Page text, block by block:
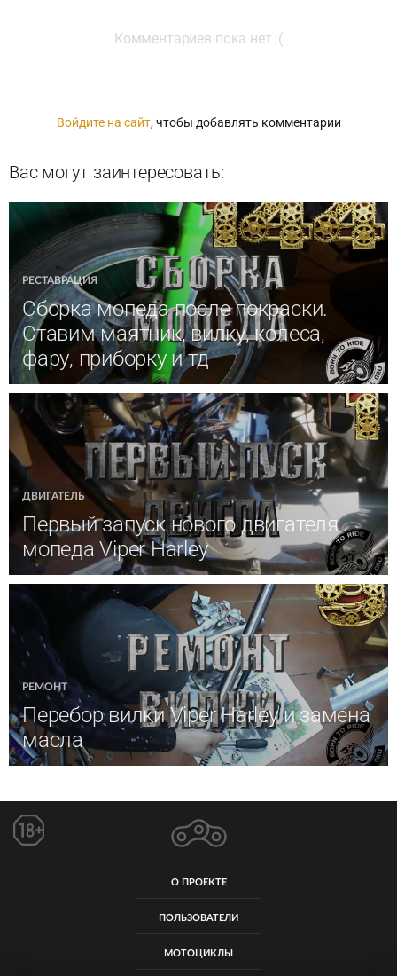
Комментариев пока нет :(
Войдите на сайт, чтобы добавлять комментарии
Вас могут заинтересовать:
РЕСТАВРАЦИЯ
Сборка мопеда после покраски.
Ставим маятник, вилку, колеса,
фару, приборку и тд
ДВИГАТЕЛЬ
Первый запуск нового двигателя
мопеда Viper Harley
РЕМОНТ
Перебор вилки Viper Harley и замена
масла
О ПРОЕКТЕ
ПОЛЬЗОВАТЕЛИ
МОТОЦИКЛЫ